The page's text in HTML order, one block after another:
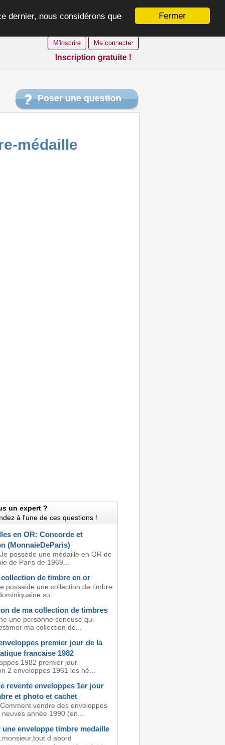
Fermer
dernier, nous considérons que
M'inscrire Me connecter
Inscription gratuite !
Poser une question
médaille
un expert ?
à l'une de ces questions !
en OR: Concorde et
(MonnaieDeParis)
possède une médaille en OR de
de Paris de 1969...
de timbre en or
possaide une collection de timbre
su...
de ma collection de timbres
une personne serieuse qui
ma collection de...
premier jour de la
francaise 1982
1982 premier jour
2 enveloppes 1961 les hé...
revente enveloppes 1er jour
et photo et cachet
vendre des enveloppes
année 1990 (en...
une enveloppe timbre medaille
d abord